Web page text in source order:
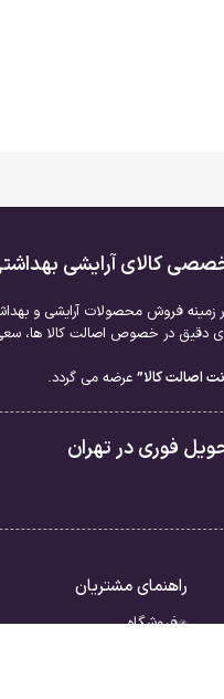
کالای آرایشی
در زمینه فروش محصولات آرایشی و
دقیق در خصوص اصالت کالا ها،
اصالت کالا” عرضه می گردد.
فوری در تهران
راهنمای مشتریان
فروشگاه